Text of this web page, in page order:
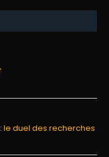
le duel des recherches